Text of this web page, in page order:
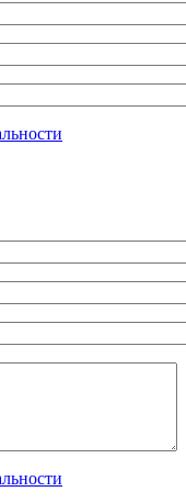
*
*